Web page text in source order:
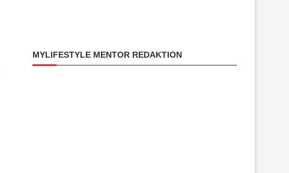
MYLIFESTYLE MENTOR REDAKTION